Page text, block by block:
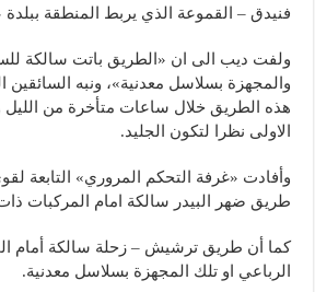
فنيدق – القموعة الذي يربط المنطقة ببلدة
ولفت ديب الى ان «الطريق باتت سالكة
والمجهزة بسلاسل معدنية»، ونبه
هذه الطريق خلال ساعات متأخرة من
الاولى نظرا لتكون الجليد.
وأفادت «غرفة التحكم المروري» التابعة
طريق ضهر البيدر سالكة امام المركبات
كما أن طريق ترشيش – زحلة سالكة أمام
الرباعي او تلك المجهزة بسلاسل معدنية.